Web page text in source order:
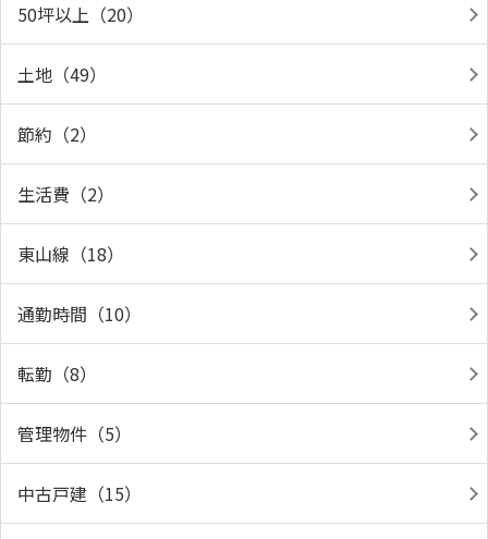
50坪以上（20）
土地（49）
節約（2）
生活費（2）
東山線（18）
通勤時間（10）
転勤（8）
管理物件（5）
中古戸建（15）